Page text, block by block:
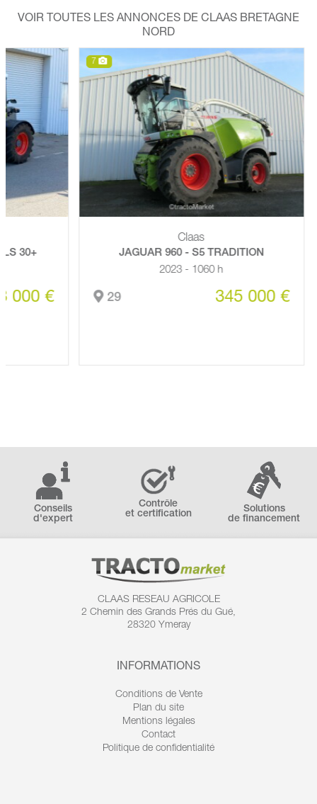
VOIR TOUTES LES ANNONCES DE CLAAS BRETAGNE
NORD
€
Claas
JAGUAR 960 - S5 TRADITION
2023 - 1060 h
29 345 000 €
Conseils
d'expert
Contrôle
et certification
Solutions
de financement
CLAAS RESEAU AGRICOLE
2 Chemin des Grands Prés du Gué,
28320 Ymeray
INFORMATIONS
Conditions de Vente
Plan du site
Mentions légales
Contact
Politique de confidentialité